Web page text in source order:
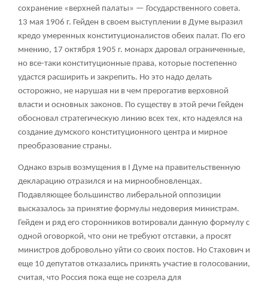
сохранение «верхней палаты» — Государственного совета.
13 мая 1906 г. Гейден в своем выступлении в Думе выразил
кредо умеренных конституционалистов обеих палат. По его
мнению, 17 октября 1905 г. монарх даровал ограниченные,
но все-таки конституционные права, которые постепенно
удастся расширить и закрепить. Но это надо делать
осторожно, не нарушая ни в чем прерогатив верховной
власти и основных законов. По существу в этой речи Гейден
обосновал стратегическую линию всех тех, кто надеялся на
создание думского конституционного центра и мирное
преобразование страны.
Однако взрыв возмущения в I Думе на правительственную
декларацию отразился и на мирнообновленцах.
Подавляющее большинство либеральной оппозиции
высказалось за принятие формулы недоверия министрам.
Гейден и ряд его сторонников вотировали данную формулу с
одной оговоркой, что они не требуют отставки, а просят
министров добровольно уйти со своих постов. Но Стахович и
еще 10 депутатов отказались принять участие в голосовании,
считая, что Россия пока еще не созрела для